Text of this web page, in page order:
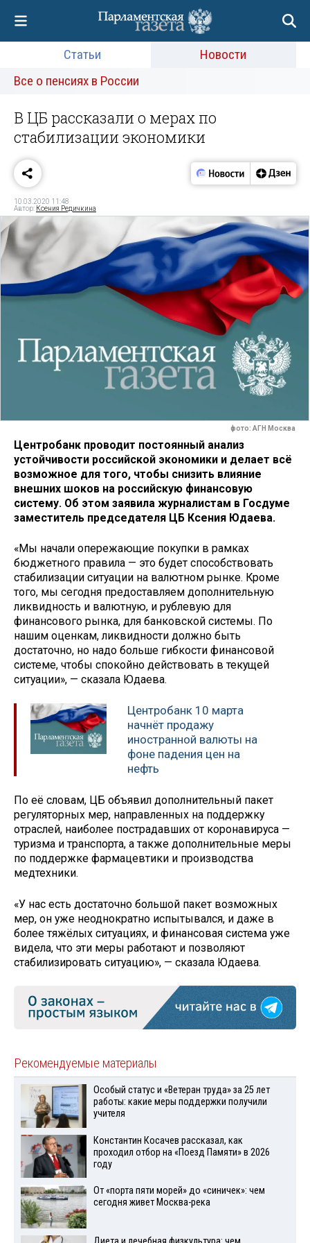
Статьи
Новости
Все о пенсиях в России
В ЦБ рассказали о мерах по
стабилизации экономики
10.03.2020 11:48
Автор: Ксения Редичкина
фото: АГН Москва
Центробанк проводит постоянный анализ
устойчивости российской экономики и делает всё
возможное для того, чтобы снизить влияние
внешних шоков на российскую финансовую
систему. Об этом заявила журналистам в Госдуме
заместитель председателя ЦБ Ксения Юдаева.
«Мы начали опережающие покупки в рамках
бюджетного правила — это будет способствовать
стабилизации ситуации на валютном рынке. Кроме
того, мы сегодня предоставляем дополнительную
ликвидность и валютную, и рублевую для
финансового рынка, для банковской системы. По
нашим оценкам, ликвидности должно быть
достаточно, но надо больше гибкости финансовой
системе, чтобы спокойно действовать в текущей
ситуации», — сказала Юдаева.
Центробанк 10 марта
начнёт продажу
иностранной валюты на
фоне падения цен на
нефть
По её словам, ЦБ объявил дополнительный пакет
регуляторных мер, направленных на поддержку
отраслей, наиболее пострадавших от коронавируса —
туризма и транспорта, а также дополнительные меры
по поддержке фармацевтики и производства
медтехники.
«У нас есть достаточно большой пакет возможных
мер, он уже неоднократно испытывался, и даже в
более тяжёлых ситуациях, и финансовая система уже
видела, что эти меры работают и позволяют
стабилизировать ситуацию», — сказала Юдаева.
Рекомендуемые материалы
Особый статус и «Ветеран труда» за 25 лет
работы: какие меры поддержки получили
учителя
Константин Косачев рассказал, как
проходил отбор на «Поезд Памяти» в 2026
году
От «порта пяти морей» до «синичек»: чем
сегодня живет Москва-река